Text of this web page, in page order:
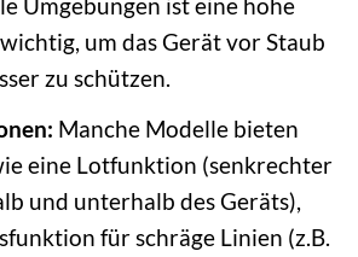
Umgebungen ist eine hohe
um das Gerät vor Staub
zu schützen.
Manche Modelle bieten
eine Lotfunktion (senkrechter
und unterhalb des Geräts),
für schräge Linien (z.B.